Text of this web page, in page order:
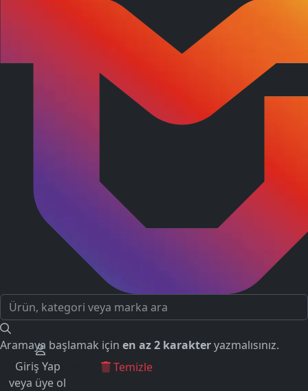
Aramaya başlamak için en az 2 karakteryazmalısınız.
GEÇMİŞ ARAMALAR
Temizle
Giriş Yap
veya üye ol